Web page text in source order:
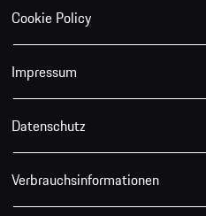
Cookie Policy
Impressum
Datenschutz
Verbrauchsinformationen